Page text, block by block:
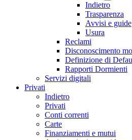
Indietro
Trasparenza
Avvisi e guide
Usura
Reclami
Disconoscimento
Definizione di
Rapporti Dormienti
Servizi digitali
Privati
Indietro
Privati
Conti correnti
Carte
Finanziamenti e mutui